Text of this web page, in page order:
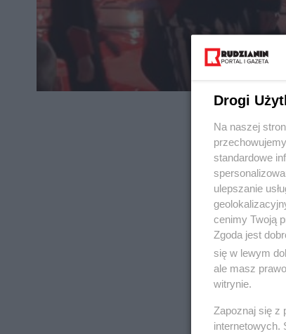
REKLAMA
Drogi
Na naszej
standardowe
ulepszanie
cenimy Twoją
Zgoda jest
się w lewym
ale masz
witrynie.
Zapoznaj się z
internetowych.